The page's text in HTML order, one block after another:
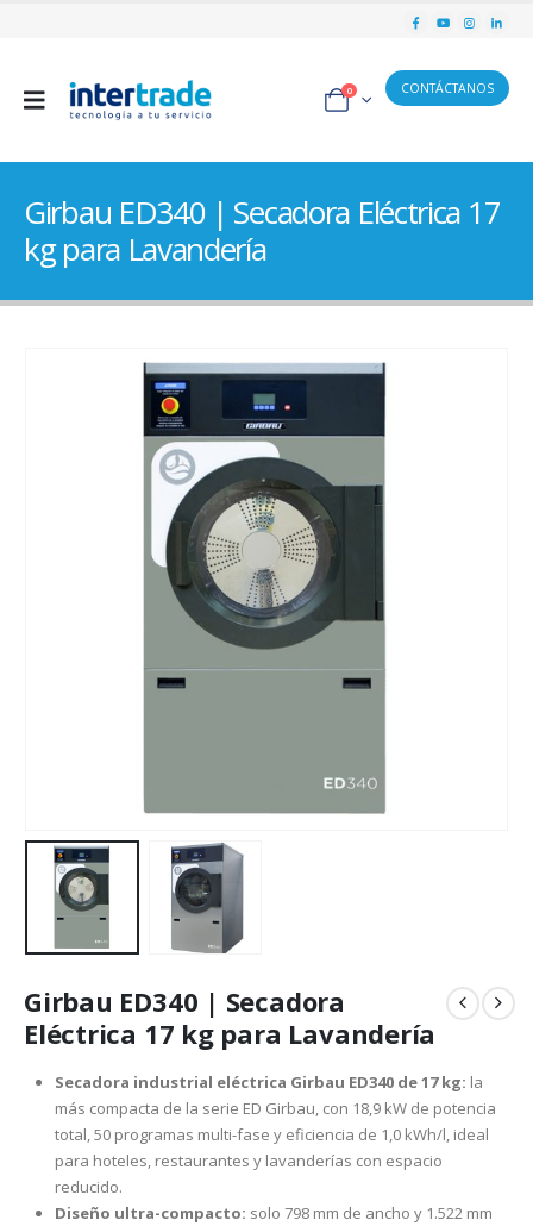
0 CONTÁCTANOS
Girbau ED340 | Secadora Eléctrica 17
kg para Lavandería
Girbau ED340 | Secadora
Eléctrica 17 kg para Lavandería
Secadora industrial eléctrica Girbau ED340 de 17 kg: la
más compacta de la serie ED Girbau, con 18,9 kW de potencia
total, 50 programas multi-fase y eficiencia de 1,0 kWh/l, ideal
para hoteles, restaurantes y lavanderías con espacio
reducido.
Diseño ultra-compacto: solo 798 mm de ancho y 1.522 mm